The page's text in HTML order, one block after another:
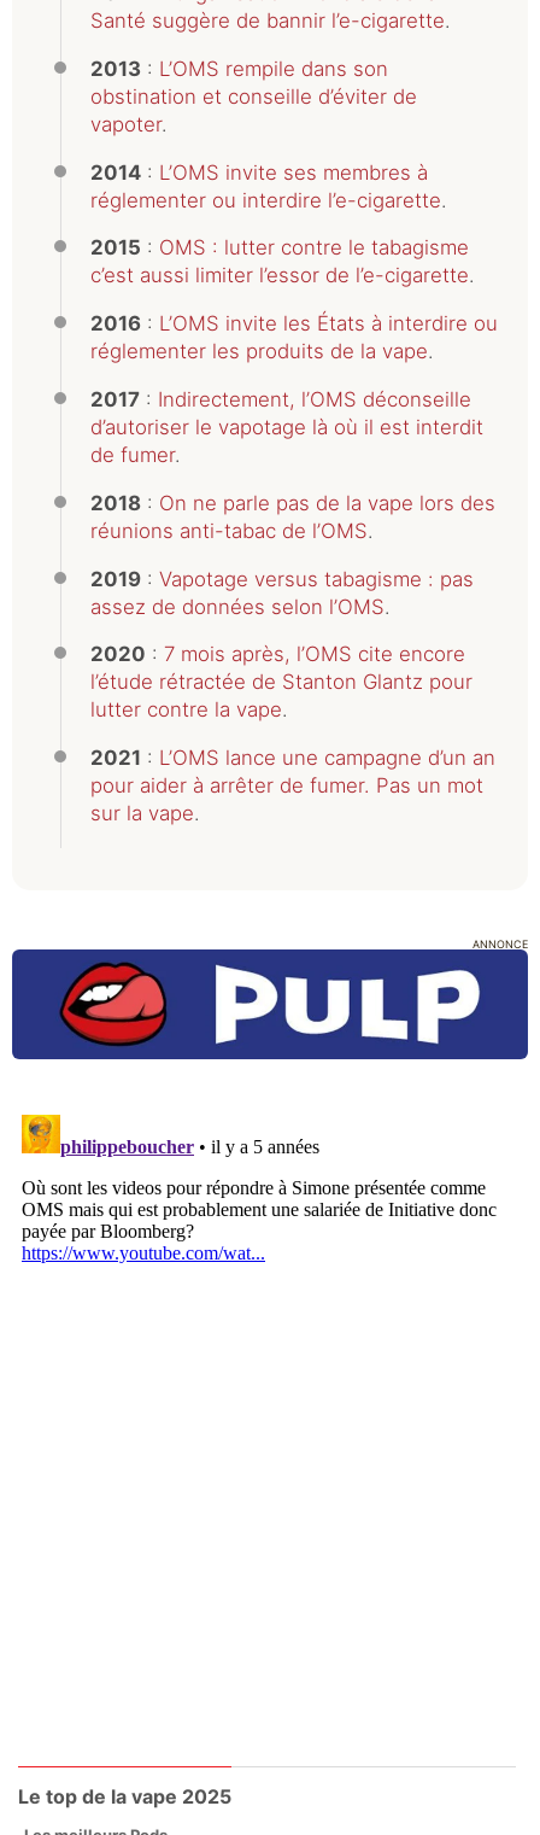
Santé suggère de bannir l’e-cigarette.
2013 : L’OMS rempile dans son
obstination et conseille d’éviter de
vapoter.
2014 : L’OMS invite ses membres à
réglementer ou interdire l’e-cigarette.
2015 : OMS : lutter contre le tabagisme
c’est aussi limiter l’essor de l’e-cigarette.
2016 : L’OMS invite les États à interdire ou
réglementer les produits de la vape.
2017 : Indirectement, l’OMS déconseille
d’autoriser le vapotage là où il est interdit
de fumer.
2018 : On ne parle pas de la vape lors des
réunions anti-tabac de l’OMS.
2019 : Vapotage versus tabagisme : pas
assez de données selon l’OMS.
2020 : 7 mois après, l’OMS cite encore
l’étude rétractée de Stanton Glantz pour
lutter contre la vape.
2021 : L’OMS lance une campagne d’un an
pour aider à arrêter de fumer. Pas un mot
sur la vape.
ANNONCE
Le top de la vape 2025